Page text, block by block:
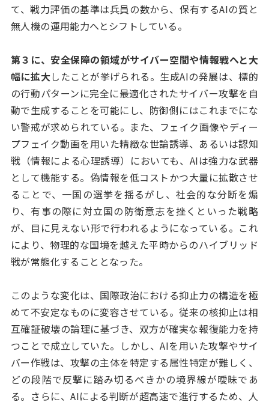
て、戦力評価の基準は兵員の数から、保有するAIの質と
無人機の運用能力へとシフトしている。
第３に、安全保障の領域がサイバー空間や情報戦へと大
幅に拡大したことが挙げられる。生成AIの発展は、標的
の行動パターンに完全に最適化されたサイバー攻撃を自
動で生成することを可能にし、防御側にはこれまでにな
い警戒が求められている。また、フェイク画像やディー
プフェイク動画を用いた精緻な世論誘導、あるいは認知
戦（情報による心理誘導）においても、AIは強力な武器
として機能する。偽情報を低コストかつ大量に拡散させ
ることで、一国の選挙を揺るがし、社会的な分断を煽
り、有事の際に対立国の防衛意志を挫くといった戦略
が、目に見えない形で行われるようになっている。これ
により、物理的な国境を越えた平時からのハイブリッド
戦が常態化することとなった。
このような変化は、国際政治における抑止力の構造を極
めて不安定なものに変容させている。従来の核抑止は相
互確証破壊の論理に基づき、双方が確実な報復能力を持
つことで成立していた。しかし、AIを用いた攻撃やサイ
バー作戦は、攻撃の主体を特定する属性特定が難しく、
どの段階で反撃に踏み切るべきかの境界線が曖昧であ
る。さらに、AIによる判断が超高速で進行するため、人